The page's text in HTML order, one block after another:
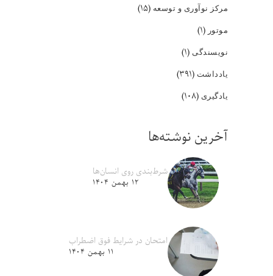
مرکز نوآوری و توسعه (۱۵)
موتور (۱)
نویسندگی (۱)
یادداشت (۳۹۱)
یادگیری (۱۰۸)
آخرین نوشته‌ها
شرط‌بندی روی انسان‌ها
۱۲ بهمن ۱۴۰۴
امتحان در شرایط فوق اضطراب
۱۱ بهمن ۱۴۰۴